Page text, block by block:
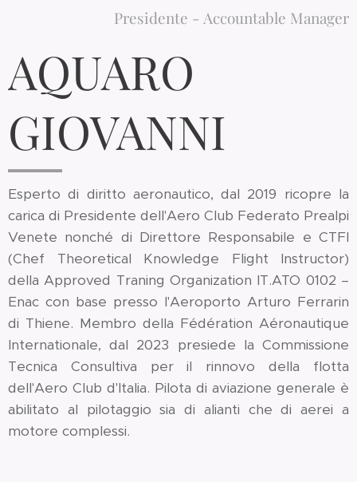
Presidente - Accountable Manager
AQUARO
GIOVANNI
Esperto di diritto aeronautico, dal 2019 ricopre la
carica di Presidente dell'Aero Club Federato Prealpi
Venete nonché di Direttore Responsabile e CTFI
(Chef Theoretical Knowledge Flight Instructor)
della Approved Traning Organization IT.ATO 0102 –
Enac con base presso l'Aeroporto Arturo Ferrarin
di Thiene. Membro della Fédération Aéronautique
Internationale, dal 2023 presiede la Commissione
Tecnica Consultiva per il rinnovo della flotta
dell'Aero Club d'Italia. Pilota di aviazione generale è
abilitato al pilotaggio sia di alianti che di aerei a
motore complessi.